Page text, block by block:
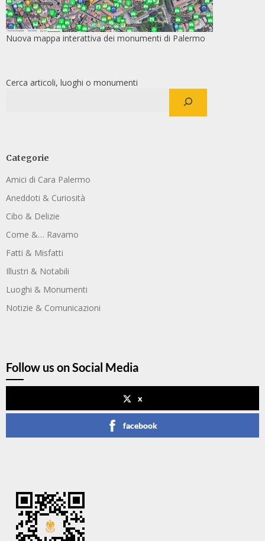
Nuova mappa interattiva dei monumenti di Palermo
Cerca articoli, luoghi o monumenti
Categorie
Amici di Cara Palermo
Aneddoti & Curiosità
Cibo & Delizie
Come &… Ravamo
Fatti & Misfatti
Illustri & Notabili
Luoghi & Monumenti
Notizie & Comunicazioni
Follow us on Social Media
x
facebook